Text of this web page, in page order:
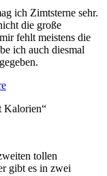
ich Zimtsterne sehr.
die große
fehlt meistens die
ich auch diesmal
Kalorien“
tollen
gibt es in zwei